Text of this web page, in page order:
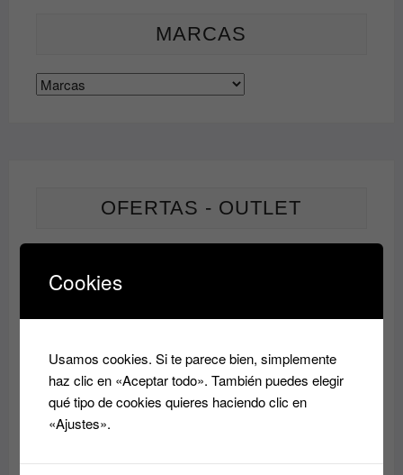
MARCAS
OFERTAS - OUTLET
Champu HIDRATANTE Essensity Schwarkopf
9.60€ - 14.50€
precios:
desde
9.60€
hasta
OFERTA
Acondicionador reparador Essensity Schwarzkopf
Sealing Lotion 1L: Reparación y Color
Cookies
Usamos cookies. Si te parece bien, simplemente
haz clic en «Aceptar todo». También puedes elegir
qué tipo de cookies quieres haciendo clic en
«Ajustes».